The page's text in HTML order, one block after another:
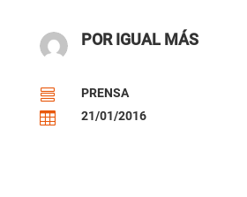
POR IGUAL MÁS
 PRENSA
 21/01/2016